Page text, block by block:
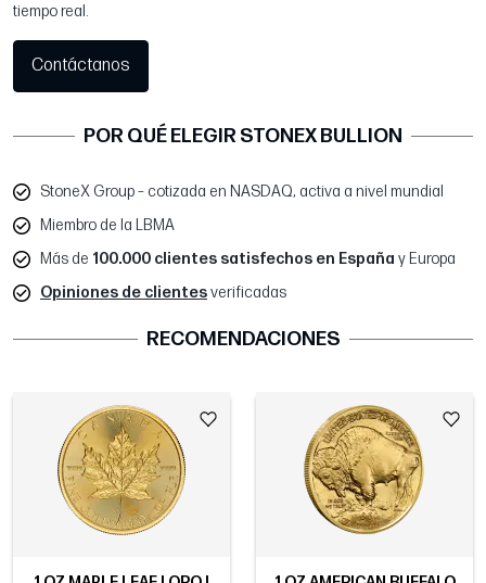
tiempo real.
Contáctanos
POR QUÉ ELEGIR STONEX BULLION
StoneX Group – cotizada en NASDAQ, activa a nivel mundial
Miembro de la LBMA
Más de 100.000 clientes satisfechos en España y Europa
Opiniones de clientesverificadas
RECOMENDACIONES